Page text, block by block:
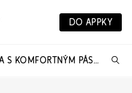
DO APPKY
NOHAVICE BEZ ZAPÍNANIA S KOMFORTNÝM PÁSOM